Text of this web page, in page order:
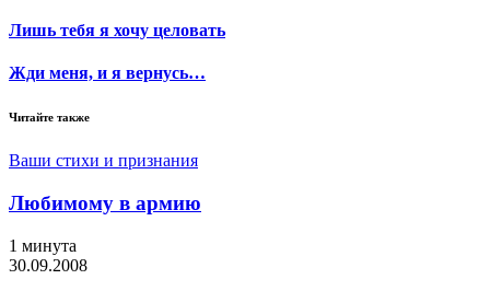
Лишь тебя я хочу целовать
Жди меня, и я вернусь…
Читайте также
Ваши стихи и признания
Любимому в армию
1 минута
30.09.2008